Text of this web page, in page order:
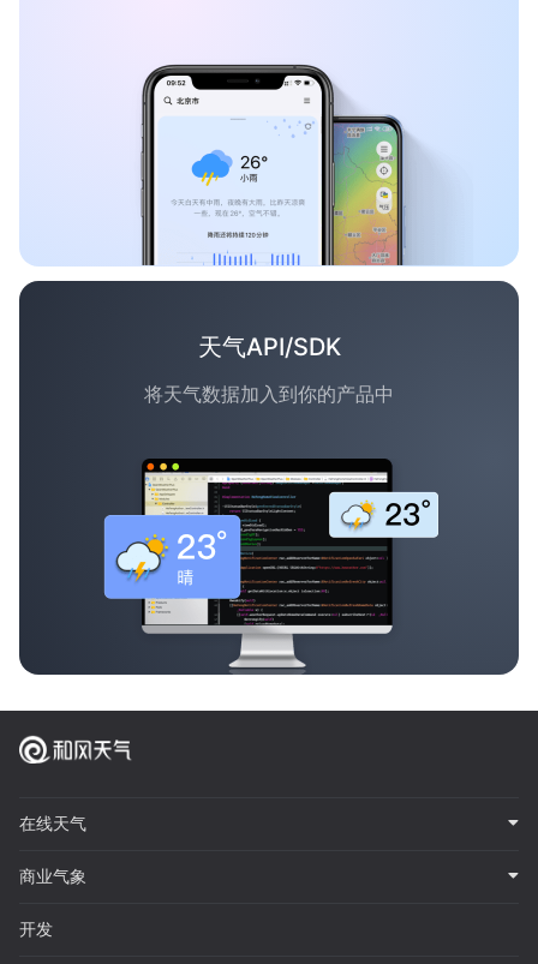
天气API/SDK
将天气数据加入到你的产品中
在线天气
商业气象
开发